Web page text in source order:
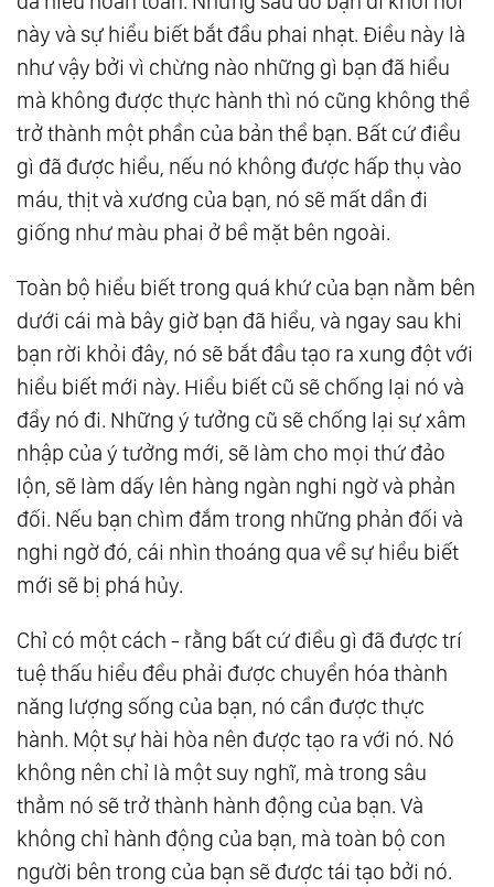
31.Đối Mặt Với Sự Cô Đơn
32. Thiên Đường Đất Lành
33.Tận Hưởng
34.Tiếng Cười
35.Hiểu Mà Chưa Hiểu
này và sự hiểu biết bắt đầu phai nhạt. Điều này là
như vậy bởi vì chừng nào những gì bạn đã hiểu
mà không được thực hành thì nó cũng không thể
trở thành một phần của bản thể bạn. Bất cứ điều
gì đã được hiểu, nếu nó không được hấp thụ vào
máu, thịt và xương của bạn, nó sẽ mất dần đi
giống như màu phai ở bề mặt bên ngoài.
Toàn bộ hiểu biết trong quá khứ của bạn nằm bên
dưới cái mà bây giờ bạn đã hiểu, và ngay sau khi
bạn rời khỏi đây, nó sẽ bắt đầu tạo ra xung đột với
hiểu biết mới này. Hiểu biết cũ sẽ chống lại nó và
đẩy nó đi. Những ý tưởng cũ sẽ chống lại sự xâm
nhập của ý tưởng mới, sẽ làm cho mọi thứ đảo
lộn, sẽ làm dấy lên hàng ngàn nghi ngờ và phản
đối. Nếu bạn chìm đắm trong những phản đối và
nghi ngờ đó, cái nhìn thoáng qua về sự hiểu biết
mới sẽ bị phá hủy.
Chỉ có một cách - rằng bất cứ điều gì đã được trí
tuệ thấu hiểu đều phải được chuyển hóa thành
năng lượng sống của bạn, nó cần được thực
hành. Một sự hài hòa nên được tạo ra với nó. Nó
không nên chỉ là một suy nghĩ, mà trong sâu
thẳm nó sẽ trở thành hành động của bạn. Và
không chỉ hành động của bạn, mà toàn bộ con
người bên trong của bạn sẽ được tái tạo bởi nó.